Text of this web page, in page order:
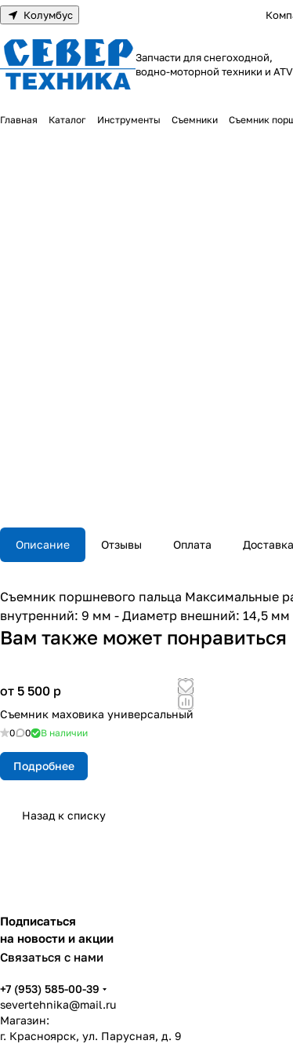
Колумбус
Запчасти для снегоходной,
водно-моторной техники и ATV
Главная Каталог Инструменты Съемники Съемник
Описание Отзывы Оплата Доставка
Съемник поршневого пальца Максимальные
внутренний: 9 мм - Диаметр внешний: 14,5
Вам также может понравиться
от 5 500 p
Съемник маховика универсальный
0 0 В наличии
Подробнее
Назад к списку
Подписаться
на новости и акции
Связаться с нами
+7 (953) 585-00-39
severtehnika@mail.ru
Магазин:
г. Красноярск, ул. Парусная, д. 9